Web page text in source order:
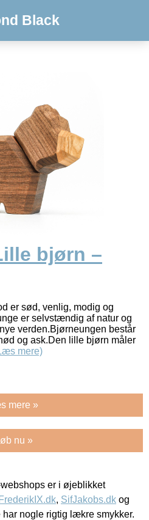
Black
bjørn –
er sød, venlig, modig og
er selvstændig af natur og
verden.Bjørneungen består
og ask.Den lille bjørn måler
mere)
mere »
nu »
er i øjeblikket
FrederikIX.dk, SifJakobs.dk og
har nogle rigtig lækre smykker.